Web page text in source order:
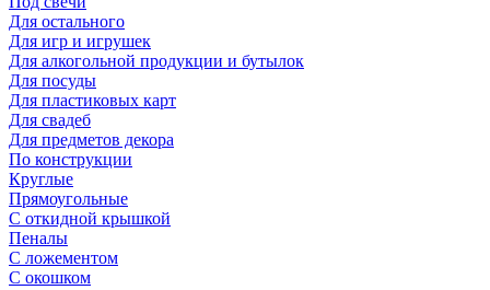
Для остального
Для игр и игрушек
Для алкогольной продукции и бутылок
Для посуды
Для пластиковых карт
Для свадеб
Для предметов декора
По конструкции
Круглые
Прямоугольные
С откидной крышкой
Пеналы
С ложементом
С окошком